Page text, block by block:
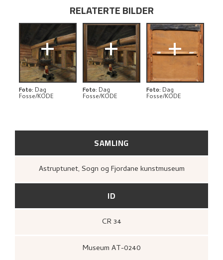
PROVENIENS
UTSTILLINGSHISTORIE
BIBLIOGRAFI
RELATERTE KUNSTVERK
SAMLING
Astruptunet, Sogn og Fjordane kunstmuseum
ID
CR 34
Museum AT-0240
RELATERTE BILDER
+
Foto: Dag
Fosse/KODE
+
Foto: Dag
Fosse/KODE
+
Foto: Dag
Fosse/KODE